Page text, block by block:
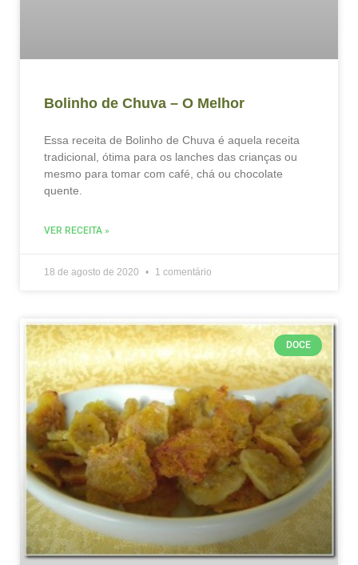
Bolinho de Chuva – O Melhor
Essa receita de Bolinho de Chuva é aquela receita
tradicional, ótima para os lanches das crianças ou
mesmo para tomar com café, chá ou chocolate
quente.
VER RECEITA »
18 de agosto de 2020 1 comentário
DOCE